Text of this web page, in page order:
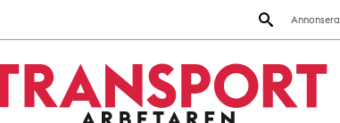
Annonsera